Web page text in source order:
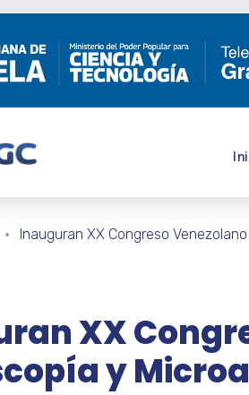
Inauguran XX Congreso
XX
y